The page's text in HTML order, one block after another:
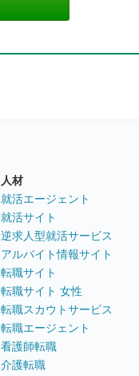
人材
就活エージェント
就活サイト
逆求人型就活サービス
アルバイト情報サイト
転職サイト
転職サイト 女性
転職スカウトサービス
転職エージェント
看護師転職
介護転職